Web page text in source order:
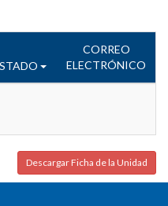
CORREO
ELECTRÓNICO
Descargar Ficha de la Unidad